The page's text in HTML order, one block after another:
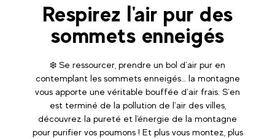
Respirez l'air pur des
sommets enneigés
❄️ Se ressourcer, prendre un bol d’air pur en
contemplant les sommets enneigés… la montagne
vous apporte une véritable bouffée d’air frais. S’en
est terminé de la pollution de l’air des villes,
découvrez la pureté et l'énergie de la montagne
pour purifier vos poumons ! Et plus vous montez, plus